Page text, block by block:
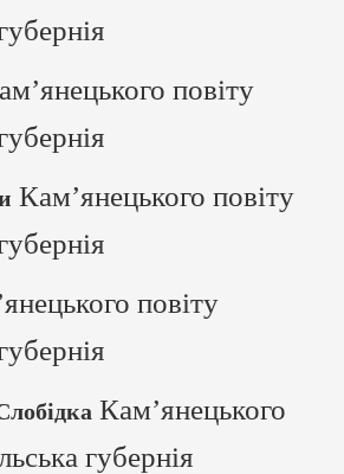
повіту
Кам’янецького повіту
повіту
Кам’янецького
губернія